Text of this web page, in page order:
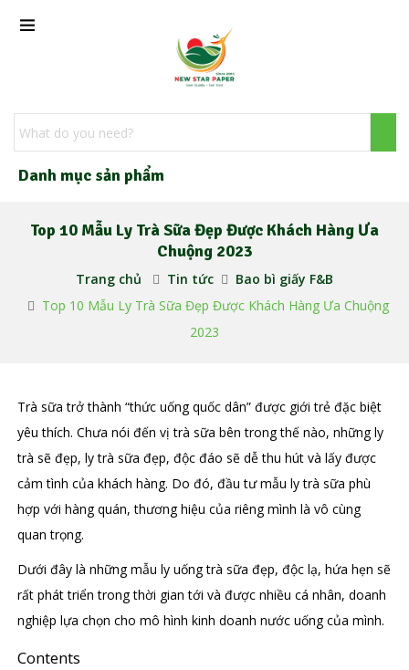
Danh mục sản phẩm
Top 10 Mẫu Ly Trà Sữa Đẹp Được Khách Hàng Ưa
Chuộng 2023
Trang chủ Tin tức
Bao bì giấy F&B
Top 10 Mẫu Ly Trà Sữa Đẹp Được Khách Hàng Ưa Chuộng
2023
Trà sữa trở thành “thức uống quốc dân” được giới trẻ đặc biệt
yêu thích. Chưa nói đến vị trà sữa bên trong thế nào, những ly
trà sẽ đẹp, ly trà sữa đẹp, độc đáo sẽ dễ thu hút và lấy được
cảm tình của khách hàng. Do đó, đầu tư mẫu ly trà sữa phù
hợp với hàng quán, thương hiệu của riêng mình là vô cùng
quan trọng.
Dưới đây là những mẫu ly uống trà sữa đẹp, độc lạ, hứa hẹn sẽ
rất phát triển trong thời gian tới và được nhiều cá nhân, doanh
nghiệp lựa chọn cho mô hình kinh doanh nước uống của mình.
Contents